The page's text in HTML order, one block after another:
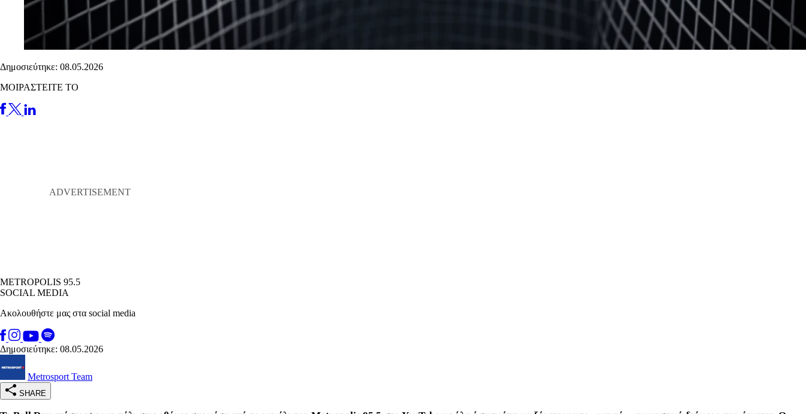
Δημοσιεύτηκε: 08.05.2026
ΜΟΙΡΑΣΤΕΙΤΕ ΤΟ
METROPOLIS 95.5
SOCIAL MEDIA
Ακολουθήστε μας στα social media
Δημοσιεύτηκε: 08.05.2026
Metrosport Team
SHARE